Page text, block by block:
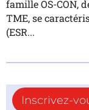
famille OS-CON,
TME, se
(ESR...
Inscrivez-